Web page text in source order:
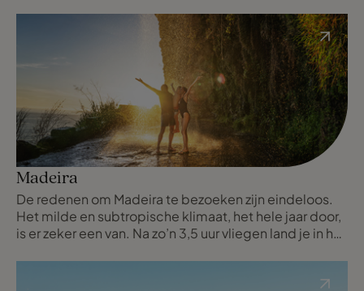
Madeira
De redenen om Madeira te bezoeken zijn eindeloos.
Het milde en subtropische klimaat, het hele jaar door,
is er zeker een van. Na zo’n 3,5 uur vliegen land je in het